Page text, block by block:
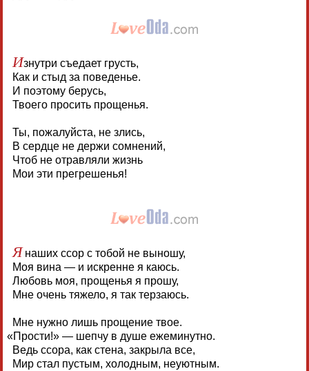
Изнутри съедает грусть,
Как и стыд за поведенье.
И поэтому берусь,
Твоего просить прощенья.
Ты, пожалуйста, не злись,
В сердце не держи сомнений,
Чтоб не отравляли жизнь
Мои эти прегрешенья!
Янаших ссор с тобой не выношу,
Моя вина — и искренне я каюсь.
Любовь моя, прощенья я прошу,
Мне очень тяжело, я так терзаюсь.
Мне нужно лишь прощение твое.
«Прости!» — шепчу в душе ежеминутно.
Ведь ссора, как стена, закрыла все,
Мир стал пустым, холодным, неуютным.